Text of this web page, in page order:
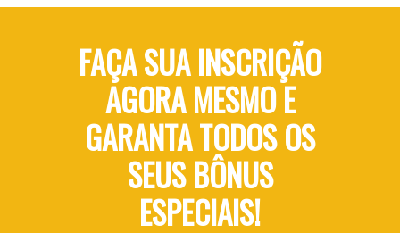
FAÇA SUA INSCRIÇÃO
AGORA MESMO E
GARANTA TODOS OS
SEUS BÔNUS
ESPECIAIS!